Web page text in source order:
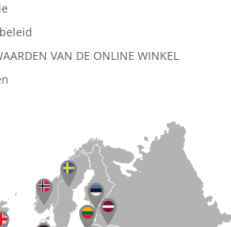
VAN DE ONLINE WINKEL